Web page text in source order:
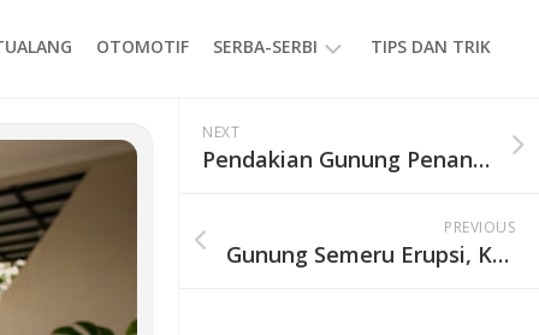
OTOMOTIF SERBA-SERBI
EVENT
GAYA
TIPS DAN TRIK
NEXT
Pendakian Gunung Penanggungan via Jolotundo, Jalur Penuh Situs Candi dengan Panorama Menawan
PREVIOUS
Gunung Semeru Erupsi, Kolom Abu Capai 1.200 Meter ke Arah Tenggara